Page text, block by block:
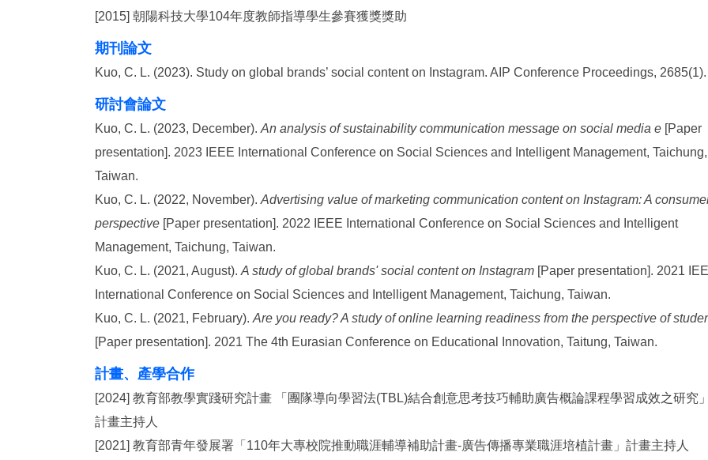
[2015] 朝陽科技大學104年度教師指導學生參賽獲獎獎助
期刊論文
Kuo, C. L. (2023). Study on global brands’ social content on Instagram. AIP Conference Proceedings, 2685(1).
研討會論文
Kuo, C. L. (2023, December). An analysis of sustainability communication message on social media e [Paper
presentation]. 2023 IEEE International Conference on Social Sciences and Intelligent Management, Taichung,
Taiwan.
Kuo, C. L. (2022, November). Advertising value of marketing communication content on Instagram: A
perspective [Paper presentation]. 2022 IEEE International Conference on Social Sciences and Intelligent
Management, Taichung, Taiwan.
Kuo, C. L. (2021, August). A study of global brands' social content on Instagram [Paper presentation]. 2021
International Conference on Social Sciences and Intelligent Management, Taichung, Taiwan.
Kuo, C. L. (2021, February). Are you ready? A study of online learning readiness from the perspective of
[Paper presentation]. 2021 The 4th Eurasian Conference on Educational Innovation, Taitung, Taiwan.
計畫、產學合作
[2024] 教育部教學實踐研究計畫 「團隊導向學習法(TBL)結合創意思考技巧輔助廣告概論課程學習成效之研究」
計畫主持人
[2021] 教育部青年發展署「110年大專校院推動職涯輔導補助計畫-廣告傳播專業職涯培植計畫」計畫主持人